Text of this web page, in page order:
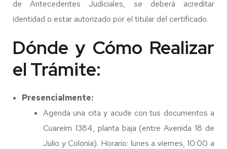
de Antecedentes Judiciales, se deberá acreditar
identidad o estar autorizado por el titular del certificado.
Dónde y Cómo Realizar
el Trámite:
Presencialmente:
Agenda una cita y acude con tus documentos a
Cuareim 1384, planta baja (entre Avenida 18 de
Julio y Colonia). Horario: lunes a viernes, 10:00 a